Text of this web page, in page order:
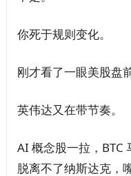
你死于规则变化。
刚才看了一眼美股盘前
英伟达又在带节奏。
AI 概念股一拉，BTC
脱离不了纳斯达克，